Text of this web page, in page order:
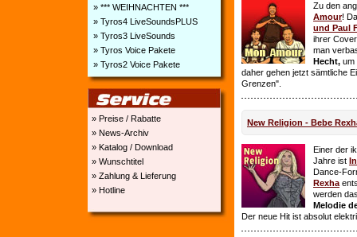
» *** WEIHNACHTEN ***
» Tyros4 LiveSoundsPLUS
» Tyros3 LiveSounds
» Tyros Voice Pakete
» Tyros2 Voice Pakete
» Preise / Rabatte
» News-Archiv
» Katalog / Download
» Wunschtitel
» Zahlung & Lieferung
» Hotline
Zu den
Amour!
und Paul
ihrer
man
Hecht, um
daher gehen jetzt sämtliche
Grenzen".
New Religion - Bebe
Einer der
Jahre ist
Dance-
Rexha
werden
Melodie
Der neue Hit ist absolut